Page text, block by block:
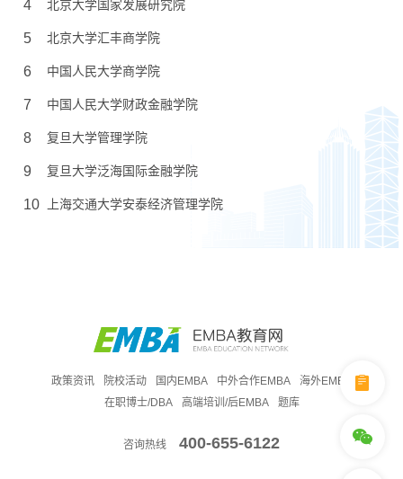
4 北京大学国家发展研究院
5 北京大学汇丰商学院
6 中国人民大学商学院
7 中国人民大学财政金融学院
8 复旦大学管理学院
9 复旦大学泛海国际金融学院
10 上海交通大学安泰经济管理学院
政策资讯 院校活动 国内EMBA 中外合作EMBA
海外EMBA
在职博士/DBA
高端培训/后EMBA 题库
咨询热线 400-655-6122